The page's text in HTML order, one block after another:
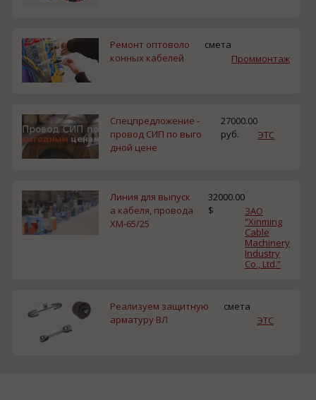
Ремонт оптоволо
конных кабелей
смета
Проммонтаж
Спецпредложение -
провод СИП по выго
дной цене
27000.00
руб.
ЭТС
Линия для выпуск
а кабеля, провода
ХМ-65/25
32000.00
$
ЗАО
“Xinming
Cable
Machinery
Industry
Co., Ltd.”
Реализуем защитную
арматуру ВЛ
смета
ЭТС